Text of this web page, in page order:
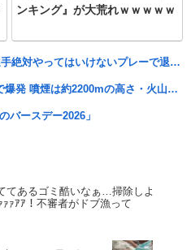
ンキング』が大荒れｗｗｗｗｗ
やってはいけないプレーで退場となる」
2200mの高さ・火山灰により市街地にも影響...
バースデー2026」
てあるゴミ酷いなぁ…掃除しよ
ｧｧｱｱ！不審者がドブ漁って